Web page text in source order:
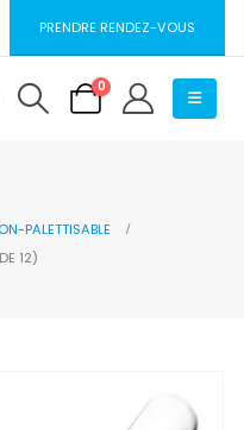
PRENDRE RENDEZ-VOUS
0
PALETTISABLE
12)